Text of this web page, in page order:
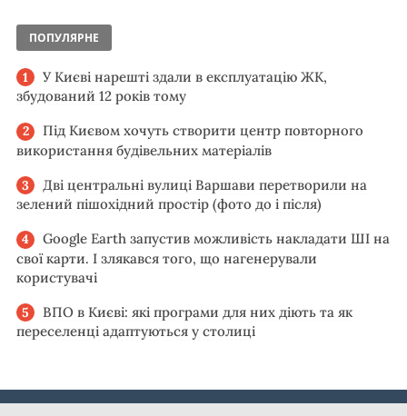
ПОПУЛЯРНЕ
У Києві нарешті здали в експлуатацію ЖК,
збудований 12 років тому
Під Києвом хочуть створити центр повторного
використання будівельних матеріалів
Дві центральні вулиці Варшави перетворили на
зелений пішохідний простір (фото до і після)
Google Earth запустив можливість накладати ШІ на
свої карти. І злякався того, що нагенерували
користувачі
ВПО в Києві: які програми для них діють та як
переселенці адаптуються у столиці